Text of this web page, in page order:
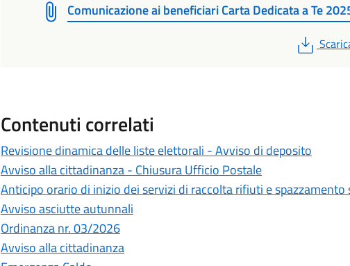
Comunicazione ai beneficiari Carta Dedicata a Te
PDF
Contenuti correlati
Revisione dinamica delle liste elettorali - Avviso di deposito
Avviso alla cittadinanza - Chiusura Ufficio Postale
Anticipo orario di inizio dei servizi di raccolta rifiuti e spazzamento
Avviso asciutte autunnali
Ordinanza nr. 03/2026
Avviso alla cittadinanza